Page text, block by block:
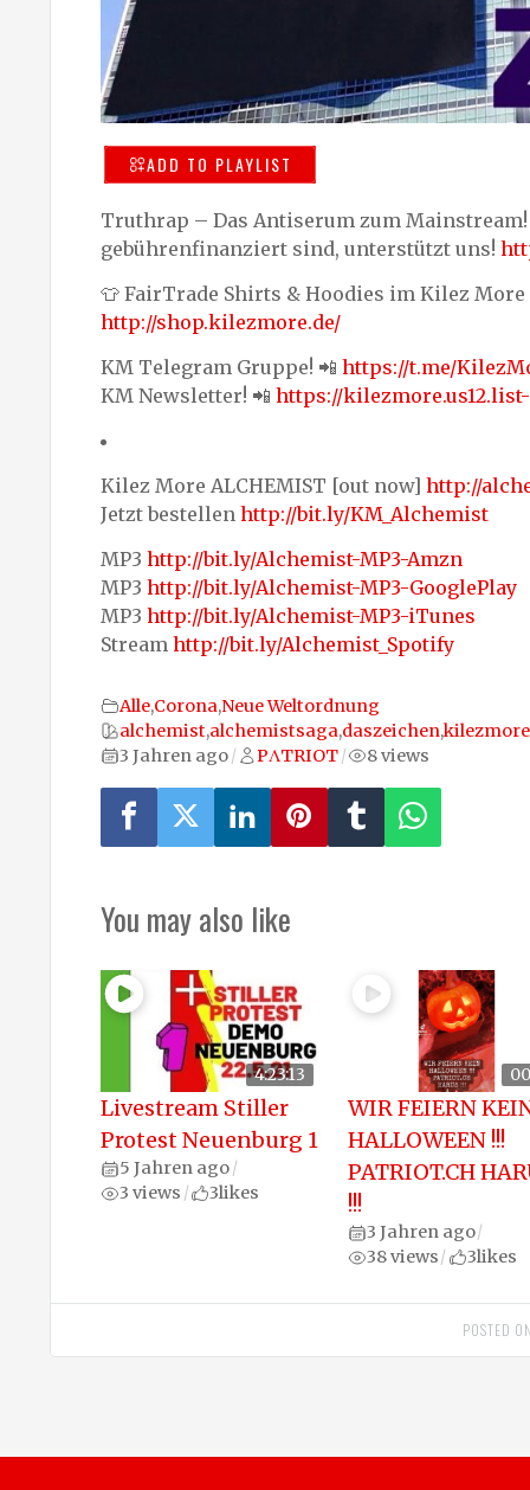
ADD TO PLAYLIST
Truthrap – Das Antiserum zum
gebührenfinanziert sind, unterstützt uns!
👕 FairTrade Shirts & Hoodies im Kilez More
http://shop.kilezmore.de/
KM Telegram Gruppe! 📲 https://t.me/
KM Newsletter! 📲 https://
Kilez More ALCHEMIST [out now] http://
Jetzt bestellen http://bit.ly/KM_Alchemist
MP3 http://bit.ly/Alchemist-MP3-Amzn
MP3 http://bit.ly/Alchemist-MP3-GooglePlay
MP3 http://bit.ly/Alchemist-MP3-iTunes
Stream http://bit.ly/Alchemist_Spotify
Alle,Corona,Neue Weltordnung
alchemist,alchemistsaga,daszeichen,kilezmore
3 Jahren ago/ PΛTRIOT/ 8 views
You may also like
4:23:13
Livestream Stiller
Protest Neuenburg 1
5 Jahren ago/
3 views / 3likes
WIR FEIERN
HALLOWEEN !!!
PATRIOT.CH
!!!
3 Jahren ago/
38 views/ 3likes
POSTED